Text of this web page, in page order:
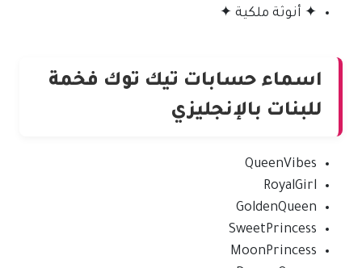
✦ أنوثة ملكية ✦
اسماء حسابات تيك توك فخمة
للبنات بالإنجليزي
QueenVibes
RoyalGirl
GoldenQueen
SweetPrincess
MoonPrincess